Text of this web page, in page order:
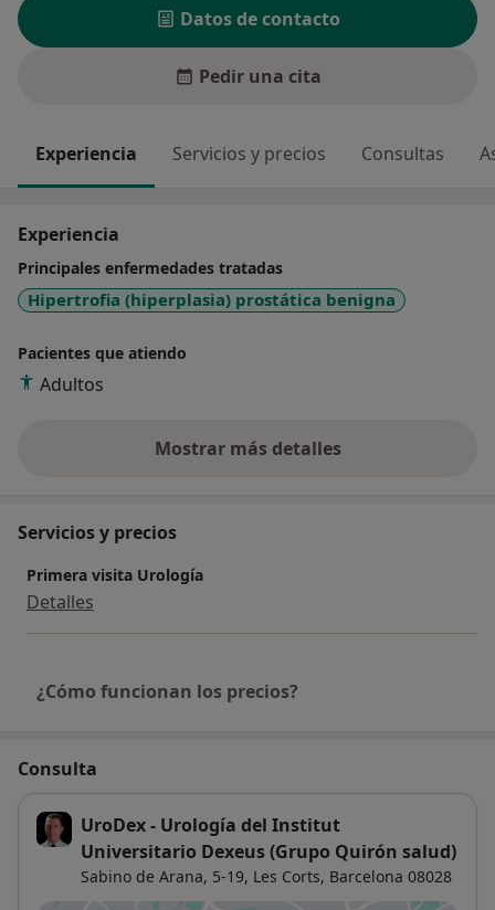
Datos de contacto
Pedir una cita
Experiencia Servicios y precios Consultas
Experiencia
Principales enfermedades tratadas
Hipertrofia (hiperplasia) prostática benigna
Pacientes que atiendo
Adultos
Mostrar más detalles
sobre la experiencia
Servicios y precios
Primera visita Urología
Detalles
¿Cómo funcionan los precios?
Consulta
UroDex - Urología del Institut
Universitario Dexeus (Grupo Quirón salud)
Sabino de Arana, 5-19, Les Corts, Barcelona 08028